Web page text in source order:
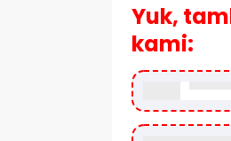
Yuk,
kami: